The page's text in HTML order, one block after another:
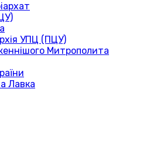
УПЦ (ПЦУ)
Митрополита
Лавка